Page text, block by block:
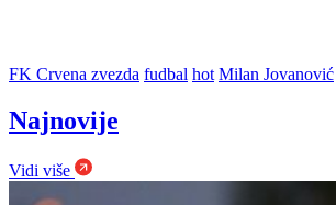
FK Crvena zvezda fudbal hot Milan Jovanović
Najnovije
Vidi više